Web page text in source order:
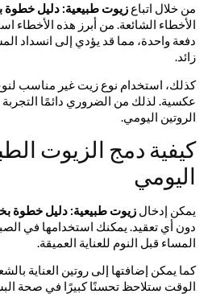
من خلال اتباعزيوت طبيعية: دليل خطوة
الأخطاء الشائعة. من أبرز هذه الأخطاء
دفعة واحدة، مما قد يؤدي إلى انسداد
زائد.
كذلك، استخدام نوع زيت غير مناسب لنوع
عكسية. لذلك من الضروري دائمًا التجربة
الروتين اليومي.
كيفية دمج الزيوت
اليومي
يمكن إدخالزيوت طبيعية: دليل خطوة
دون أي تعقيد. يمكنك استخدامها في
المساء قبل النوم للعناية العميقة.
كما يمكن إضافتها إلى روتين العناية
الوقت ستلاحظ تحسنًا كبيرًا في صحة